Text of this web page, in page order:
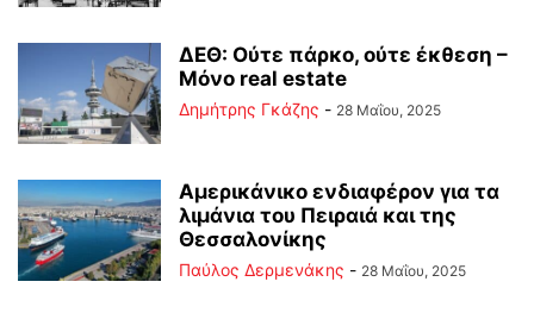
ΔΕΘ: Ούτε πάρκο, ούτε έκθεση –
Μόνο real estate
Δημήτρης Γκάζης - 28 Μαΐου, 2025
Αμερικάνικο ενδιαφέρον για τα
λιμάνια του Πειραιά και της
Θεσσαλονίκης
Παύλος Δερμενάκης - 28 Μαΐου, 2025